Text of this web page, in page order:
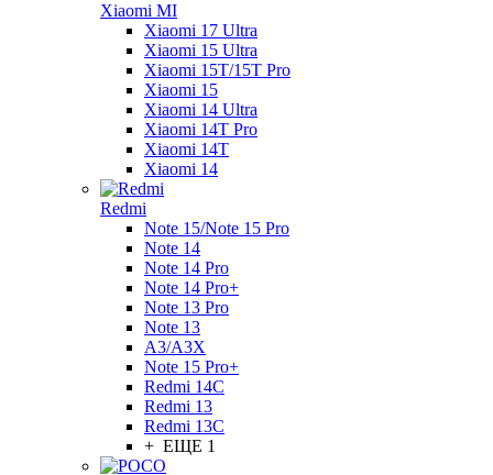
Xiaomi MI
Xiaomi 17 Ultra
Xiaomi 15 Ultra
Xiaomi 15T/15T Pro
Xiaomi 15
Xiaomi 14 Ultra
Xiaomi 14T Pro
Xiaomi 14T
Xiaomi 14
Redmi
Note 15/Note 15 Pro
Note 14
Note 14 Pro
Note 14 Pro+
Note 13 Pro
Note 13
A3/A3X
Note 15 Pro+
Redmi 14C
Redmi 13
Redmi 13C
+ ЕЩЕ 1